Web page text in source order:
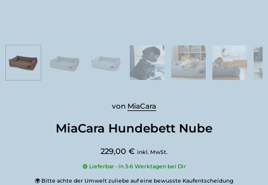
MiaCara Hundebett Nube
von MiaCara
229,00 € inkl. MwSt.
🟢 Lieferbar - in 3-6 Werktagen bei Dir
🌍 Bitte achte der Umwelt zuliebe auf eine bewusste Kaufentscheidung